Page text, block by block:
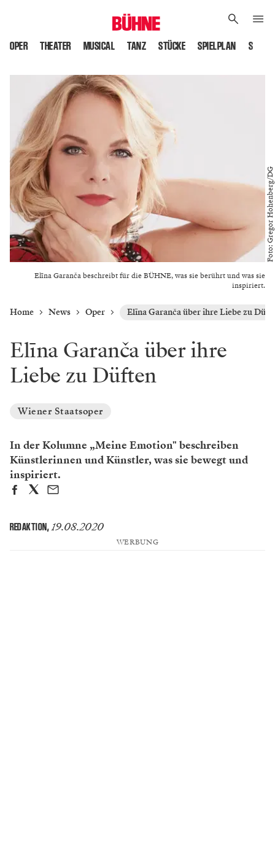
OPER THEATER MUSICAL TANZ STÜCKE SPIELPLAN
Elīna Garanča beschreibt für die BÜHNE, was sie berührt und was sie
inspiriert.
Foto: Gregor Hohenberg/DG
Home News Oper Elīna Garanča über ihre Liebe zu
Elīna Garanča über ihre
Liebe zu Düften
Wiener Staatsoper
In der Kolumne „Meine Emotion" beschreiben
Künstlerinnen und Künstler, was sie bewegt und
inspiriert.
REDAKTION, 19.08.2020
WERBUNG